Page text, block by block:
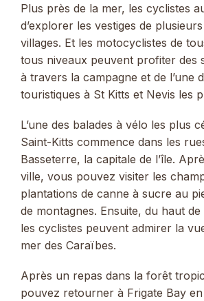
Plus près de la mer, les cyclistes
d’explorer les vestiges de
villages. Et les motocyclistes de
tous niveaux peuvent profiter des
à travers la campagne et de l’une
touristiques à St Kitts et Nevis les
L’une des balades à vélo les plus
Saint-Kitts commence dans les
Basseterre, la capitale de l’île.
ville, vous pouvez visiter les
plantations de canne à sucre au
de montagnes. Ensuite, du haut
les cyclistes peuvent admirer la
mer des Caraïbes.
Après un repas dans la forêt
pouvez retourner à Frigate Bay en